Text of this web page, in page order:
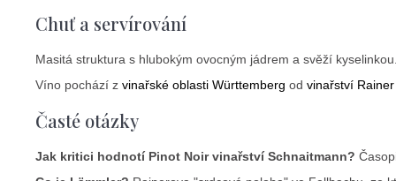
Chuť a servírování
Masitá struktura s hlubokým ovocným jádrem a svěží
Víno pochází z vinařské oblasti Württemberg od vinařství
Časté otázky
Jak kritici hodnotí Pinot Noir vinařství Schnaitmann?